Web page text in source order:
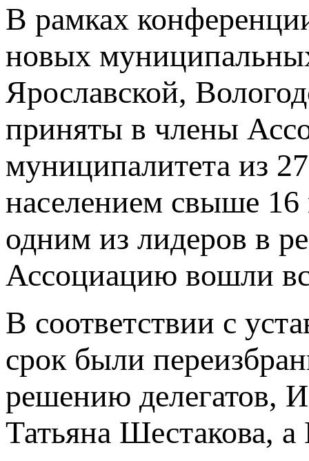
В рамках
новых
Ярославской,
приняты в члены
муниципалитета из
населением свыше 16
одним из лидеров в
Ассоциацию вошли
В соответствии с
срок были
решению делегатов,
Татьяна Шестакова,